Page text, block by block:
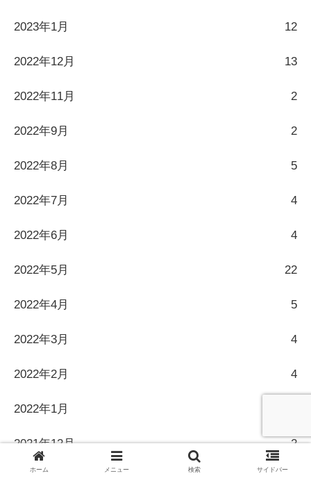
2023年1月 12
2022年12月 13
2022年11月 2
2022年9月 2
2022年8月 5
2022年7月 4
2022年6月 4
2022年5月 22
2022年4月 5
2022年3月 4
2022年2月 4
2022年1月
2021年12月 2
ホーム メニュー 検索 サイドバー